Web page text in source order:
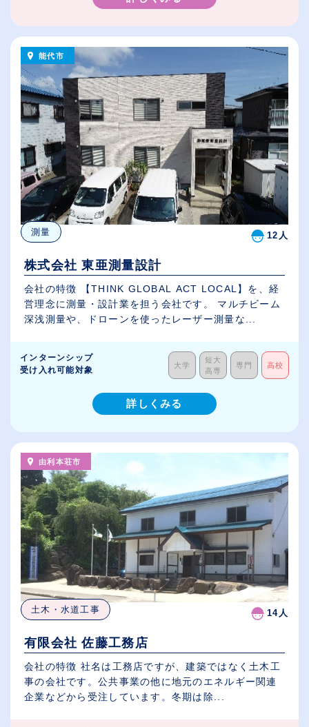
能代市
測量 12人
株式会社 東亜測量設計
会社の特徴 【THINK GLOBAL ACT LOCAL】を、経
営理念に測量・設計業を担う会社です。 マルチビーム
深浅測量や、ドローンを使ったレーザー測量な...
インターンシップ
受け入れ可能対象
大学
短大
高専
専門 高校
詳しくみる
由利本荘市
土木・水道工事 14人
有限会社 佐藤工務店
会社の特徴 社名は工務店ですが、建築ではなく土木工
事の会社です。公共事業の他に地元のエネルギー関連
企業などから受注しています。冬期は除...